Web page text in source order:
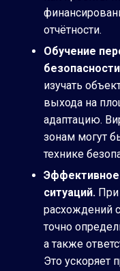
отчётности.
Обучение
изучать
выхода на
адаптацию.
зонам могут
технике
ситуаций.
расхождений
точно
а также
Это ускоряет